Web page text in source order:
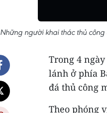
Những người khai thác thủ
Trong 4
lánh ở phía
đá thủ công
Theo phóng